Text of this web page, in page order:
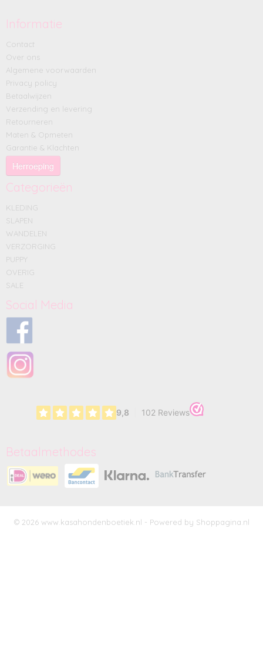
Informatie
Contact
Over ons
Algemene voorwaarden
Privacy policy
Betaalwijzen
Verzending en levering
Retourneren
Maten & Opmeten
Garantie & Klachten
Herroeping
Categorieën
KLEDING
SLAPEN
WANDELEN
VERZORGING
PUPPY
OVERIG
SALE
Social Media
Betaalmethodes
© 2026 www.kasahondenboetiek.nl - Powered by Shoppagina.nl